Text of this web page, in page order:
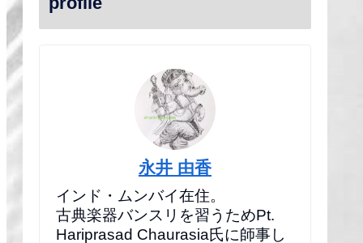
永井 由香
インド・ムンバイ在住。
古典楽器バンスリを習うためPt.
Hariprasad Chaurasia氏に師事し